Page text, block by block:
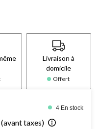
Livraison à
domicile
Offert
4 En stock
taxes)